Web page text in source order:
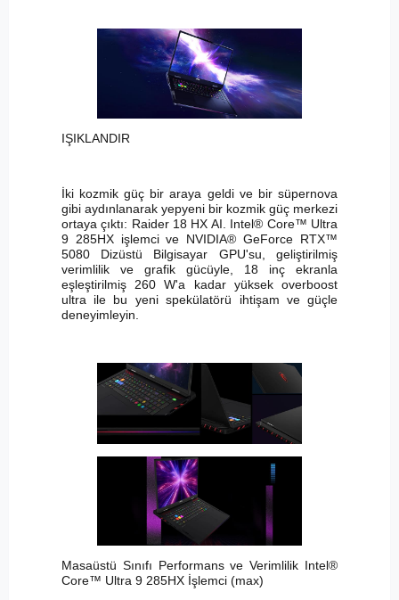
IŞIKLANDIR
İki kozmik güç bir araya geldi ve bir süpernova
gibi aydınlanarak yepyeni bir kozmik güç merkezi
ortaya çıktı: Raider 18 HX AI. Intel® Core™ Ultra
9 285HX işlemci ve NVIDIA® GeForce RTX™
5080 Dizüstü Bilgisayar GPU'su, geliştirilmiş
verimlilik ve grafik gücüyle, 18 inç ekranla
eşleştirilmiş 260 W'a kadar yüksek overboost
ultra ile bu yeni spekülatörü ihtişam ve güçle
deneyimleyin.
Masaüstü Sınıfı Performans ve Verimlilik Intel®
Core™ Ultra 9 285HX İşlemci (max)